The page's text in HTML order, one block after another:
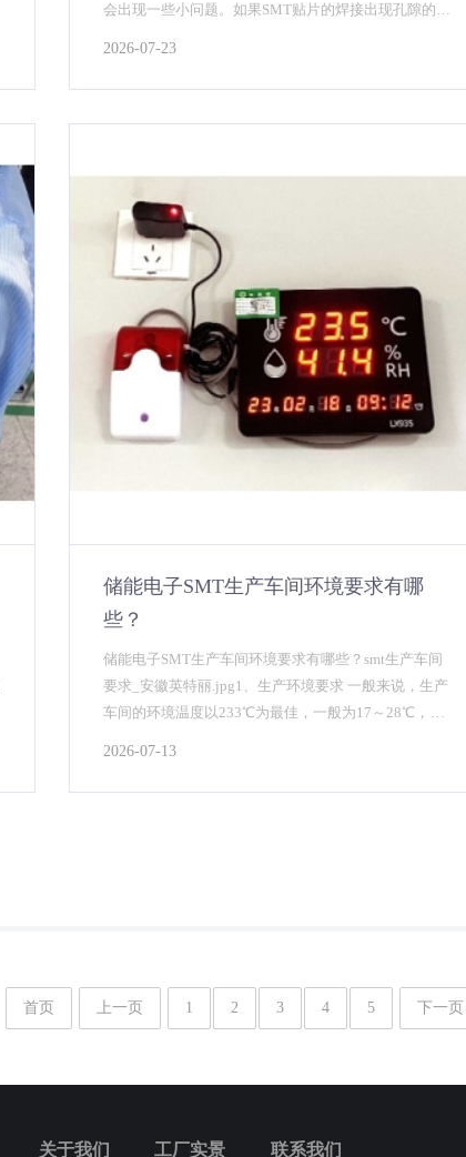
会出现一些小问题。如果SMT贴片的焊接出现孔隙的
2026-07-23
储能电子SMT生产车间环境要求有哪
些？
储能电子SMT生产车间环境要求有哪些？​smt生产车间
要求_安徽英特丽.jpg1、生产环境要求 一般来说，生产
车间的环境温度以233℃为最佳，一般为17～28℃，相
2026-07-13
首页 上一页 1 2 3 4 5 下一页
关于我们 工厂实景 联系我们